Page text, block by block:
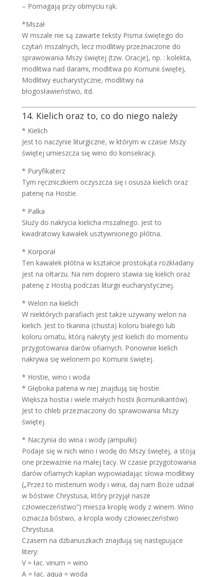
– Pomagają przy obmyciu rąk.
*Mszał
W mszale nie są zawarte teksty Pisma świętego do
czytań mszalnych, lecz modlitwy przeznaczone do
sprawowania Mszy świętej (tzw. Oracje), np. : kolekta,
modlitwa nad darami, modlitwa po Komunii świętej,
Modlitwy eucharystyczne, modlitwy na
błogosławieństwo, itd.
14. Kielich oraz to, co do niego należy
* Kielich
Jest to naczynie liturgiczne, w którym w czasie Mszy
świętej umieszcza się wino do konsekracji.
* Puryfikaterz
Tym ręczniczkiem oczyszcza się i osusza kielich oraz
patenę na Hostie.
* Palka
Służy do nakrycia kielicha mszalnego. Jest to
kwadratowy kawałek usztywnionego płótna.
* Korporał
Ten kawałek płótna w kształcie prostokąta rozkładany
jest na ołtarzu. Na nim dopiero stawia się kielich oraz
patenę z Hostią podczas liturgii eucharystycznej.
* Welon na kielich
W niektórych parafiach jest także używany welon na
kielich. Jest to tkanina (chusta) koloru białego lub
koloru ornatu, którą nakryty jest kielich do momentu
przygotowania darów ofiarnych. Ponownie kielich
nakrywa się welonem po Komunii świętej.
* Hostie, wino i woda
* Głęboka patena w niej znajdują się hostie.
Większa hostia i wiele małych hostii (komunikantów).
Jest to chleb przeznaczony do sprawowania Mszy
świętej.
* Naczynia do wina i wody (ampułki)
Podaje się w nich wino i wodę do Mszy świętej, a stoją
one przeważnie na małej tacy. W czasie przygotowania
darów ofiarnych kapłan wypowiadając słowa modlitwy
(„Przez to misterium wody i wina, daj nam Boże udział
w bóstwie Chrystusa, który przyjął nasze
człowieczeństwo”) miesza kroplę wody z winem. Wino
oznacza bóstwo, a kropla wody człowieczeństwo
Chrystusa.
Czasem na dzbanuszkach znajdują się następujące
litery:
V = łac. vinum = wino
A = łac. aqua = woda